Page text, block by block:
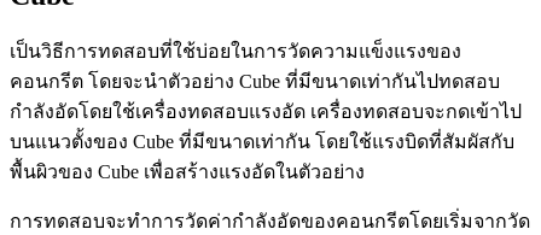
เป็นวิธีการทดสอบที่ใช้บ่อยในการวัดความแข็งแรงของ
คอนกรีต โดยจะนำตัวอย่าง Cube ที่มีขนาดเท่ากันไปทดสอบ
กำลังอัดโดยใช้เครื่องทดสอบแรงอัด เครื่องทดสอบจะกดเข้าไป
บนแนวตั้งของ Cube ที่มีขนาดเท่ากัน โดยใช้แรงบิดที่สัมผัสกับ
พื้นผิวของ Cube เพื่อสร้างแรงอัดในตัวอย่าง
การทดสอบจะทำการวัดค่ากำลังอัดของคอนกรีตโดยเริ่มจากวัด